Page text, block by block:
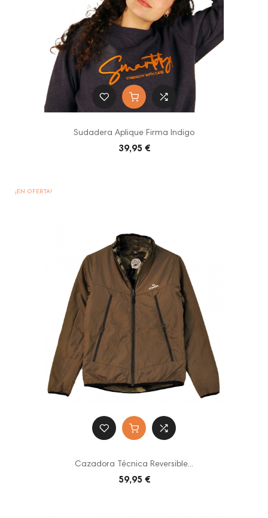
Sudadera Aplique Firma Indigo
39,95 €
¡EN OFERTA!
Cazadora Técnica Reversible...
59,95 €